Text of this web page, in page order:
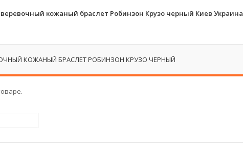
кожаный браслет Робинзон Крузо черный Киев Украина
КОЖАНЫЙ БРАСЛЕТ РОБИНЗОН КРУЗО ЧЕРНЫЙ